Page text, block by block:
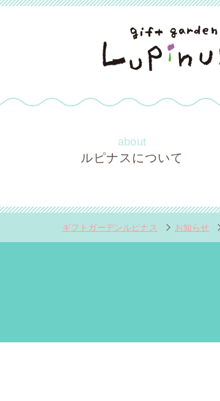
about
ルピナスについて
ギフトガーデンルピナス お知らせ